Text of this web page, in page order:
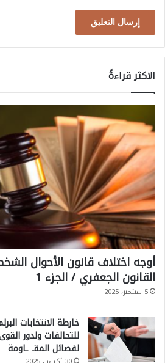
ط
ا
ا
ل
أ
م
ن
*
الاكثر قراءةً
أوجه اختلاف قانون الأحوال
القانون الجعفري / الجزء 1
5 سبتمبر، 2025
للتحالفات ولدور
لفصائل المقـ ـاومة